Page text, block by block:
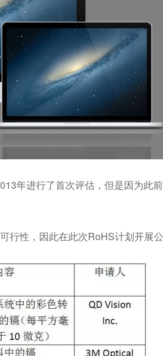
年进行了首次评估，但是因为此
性，因此在此次RoHS计划开展